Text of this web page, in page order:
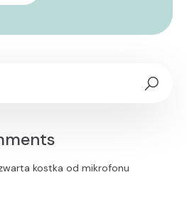
kostka od mikrofonu